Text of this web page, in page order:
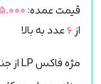
قیمت عمده:
از 6عدد به بالا
مژه فاکس LP از جنس الیاف مرغوب بسیار سبک و ابریشمی